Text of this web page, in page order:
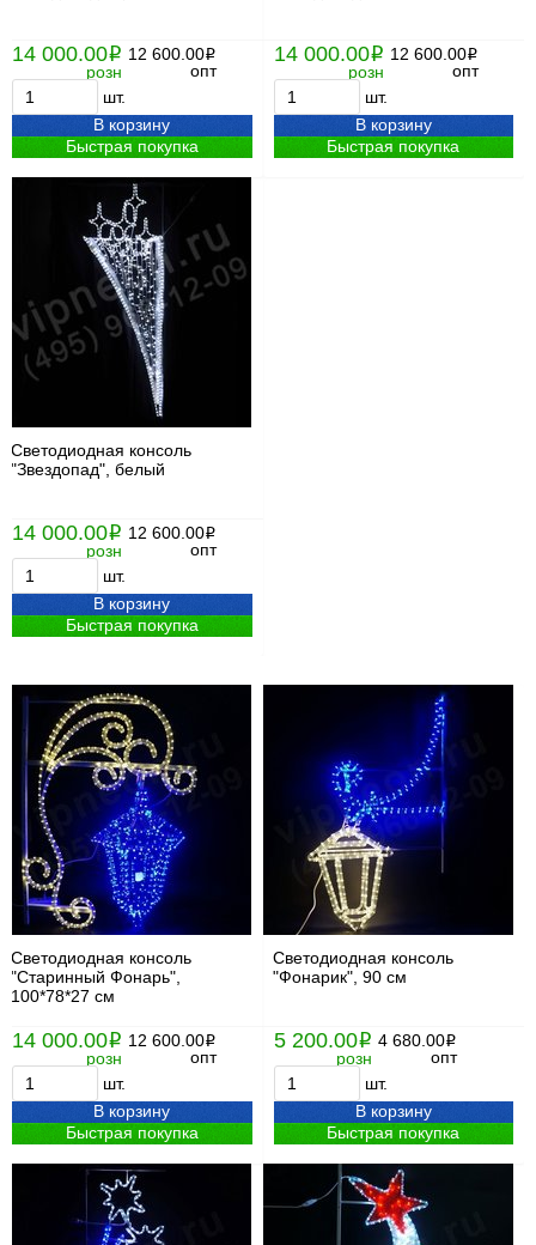
14 000.00i
розн
12 600.00i
опт
шт.
В корзину
Быстрая покупка
14 000.00i
розн
12 600.00i
опт
шт.
В корзину
Быстрая покупка
Светодиодная консоль
"Звездопад", белый
14 000.00i
розн
12 600.00i
опт
шт.
В корзину
Быстрая покупка
Светодиодная консоль
"Старинный Фонарь",
100*78*27 см
14 000.00i
розн
12 600.00i
опт
шт.
В корзину
Быстрая покупка
Светодиодная консоль
"Фонарик", 90 см
5 200.00i
розн
4 680.00i
опт
шт.
В корзину
Быстрая покупка